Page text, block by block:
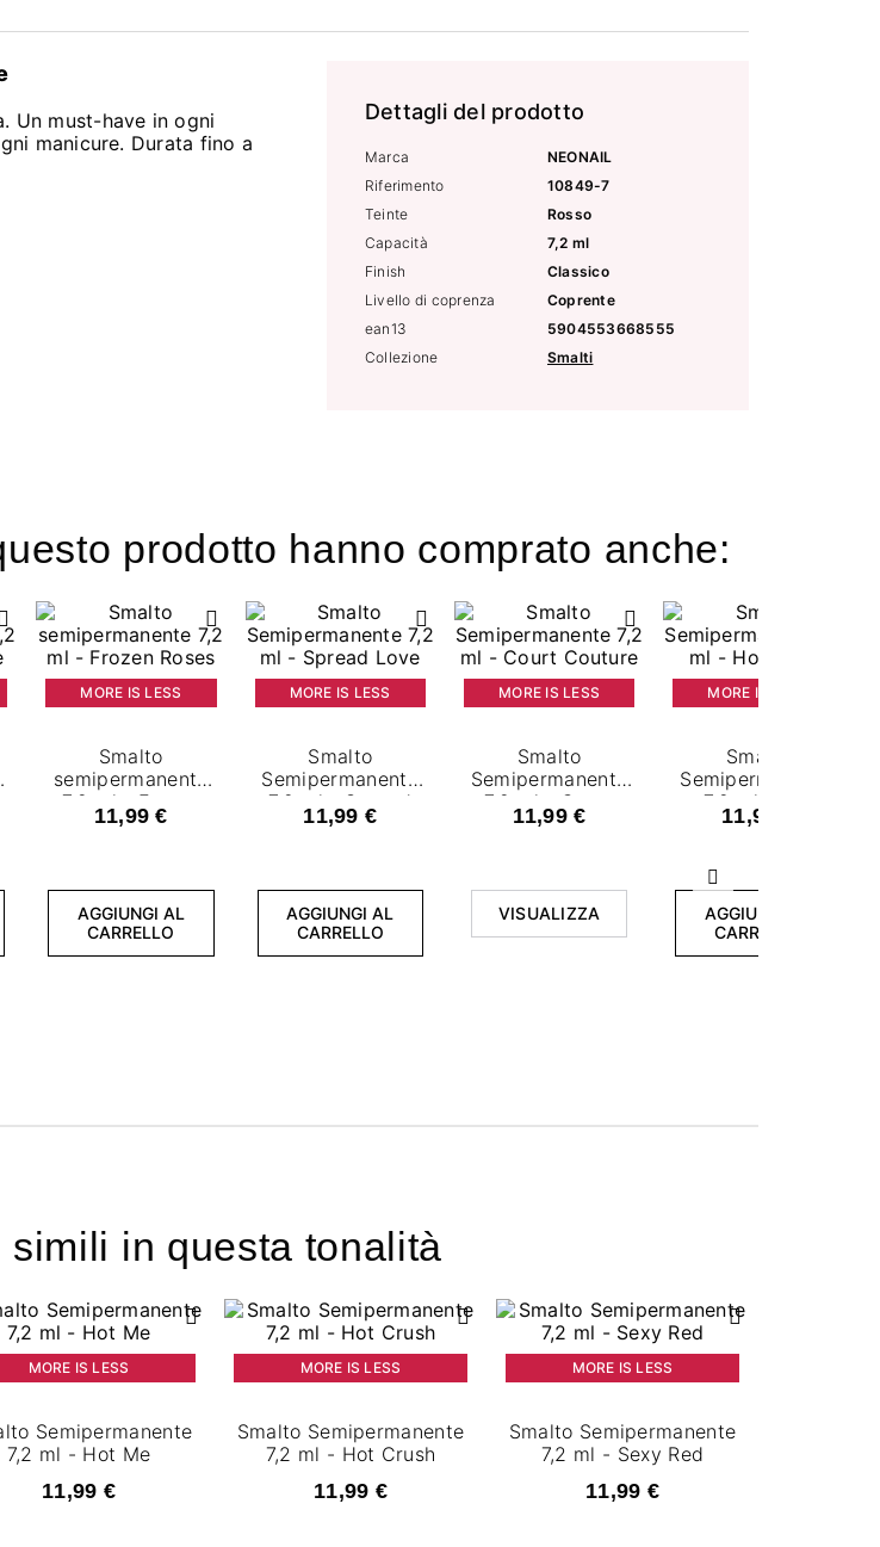
Dettagli del prodotto
Marca
NEONAIL
Riferimento
10849-7
Teinte
Rosso
Capacità
7,2 ml
Finish
Classico
Livello di coprenza
Coprente
ean13
5904553668555
Collezione
Smalti
Un must-have in ogni
manicure. Durata fino a
prodotto hanno comprato anche:
Successivo
MORE IS LESS
Smalto
semipermanente
7,2 ml - Frozen
Roses
11,99 €
AGGIUNGI AL
CARRELLO
MORE IS LESS
Smalto
Semipermanente
7,2 ml - Spread
Love
11,99 €
AGGIUNGI AL
CARRELLO
MORE IS LESS
Smalto
Semipermanente
7,2 ml - Court
Couture
11,99 €
VISUALIZZA
MORE IS LESS
Smalto
Semipermanente
7,2 ml - Hot
Crush
11,99 €
AGGIUNGI AL
CARRELLO
in questa tonalità
MORE IS LESS
Semipermanente
7,2 ml - Hot Me
11,99 €
MORE IS LESS
Smalto Semipermanente
7,2 ml - Hot Crush
11,99 €
MORE IS LESS
Smalto Semipermanente
7,2 ml - Sexy Red
11,99 €